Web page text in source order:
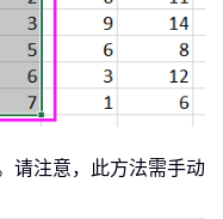
请注意，此方法需手动